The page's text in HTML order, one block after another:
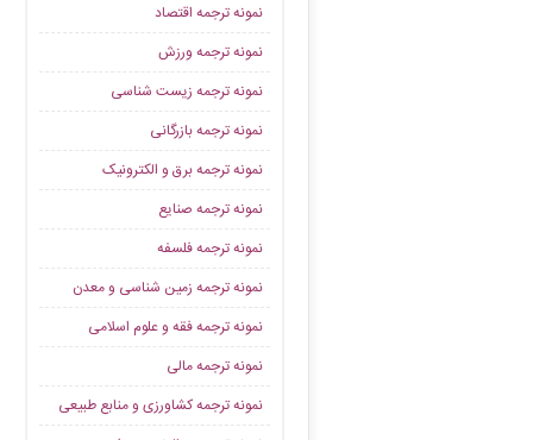
نمونه ترجمه اقتصاد
نمونه ترجمه ورزش
نمونه ترجمه زیست شناسی
نمونه ترجمه بازرگانی
نمونه ترجمه برق و الکترونیک
نمونه ترجمه صنایع
نمونه ترجمه فلسفه
نمونه ترجمه زمین شناسی و معدن
نمونه ترجمه فقه و علوم اسلامی
نمونه ترجمه مالی
نمونه ترجمه کشاورزی و منابع طبیعی